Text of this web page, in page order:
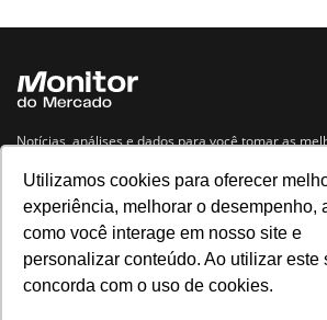
Utilizamos cookies para oferecer
experiência, melhorar o desempenho,
como você interage em nosso site e
personalizar conteúdo. Ao utilizar este
concorda com o uso de cookies.
Notícias, análises e dados para você tomar as
Navegue no site
Últimas notícias Quem somos E-books
Política de privacidade